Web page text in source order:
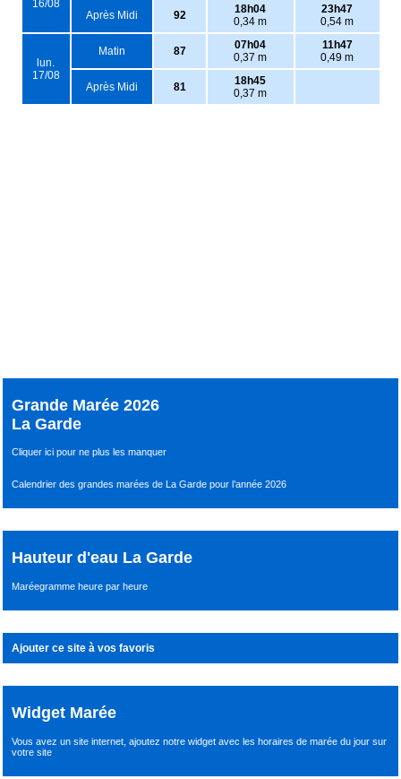
16/08
Après Midi 92
18h04
0,34 m
23h47
0,54 m
lun.
17/08
Matin 87
07h04
0,37 m
11h47
0,49 m
Après Midi 81
18h45
0,37 m
Grande Marée 2026
La Garde
Cliquer ici pour ne plus les manquer
Calendrier des grandes marées de La Garde pour l’année 2026
Hauteur d'eau La Garde
Maréegramme heure par heure
Ajouter ce site à vos favoris
Widget Marée
Vous avez un site internet,ajoutez notre widget avec les horaires de marée du joursur
votre site